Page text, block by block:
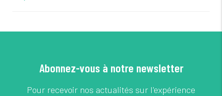
Abonnez-vous à notre newsletter
Pour recevoir nos actualités sur l'expérience